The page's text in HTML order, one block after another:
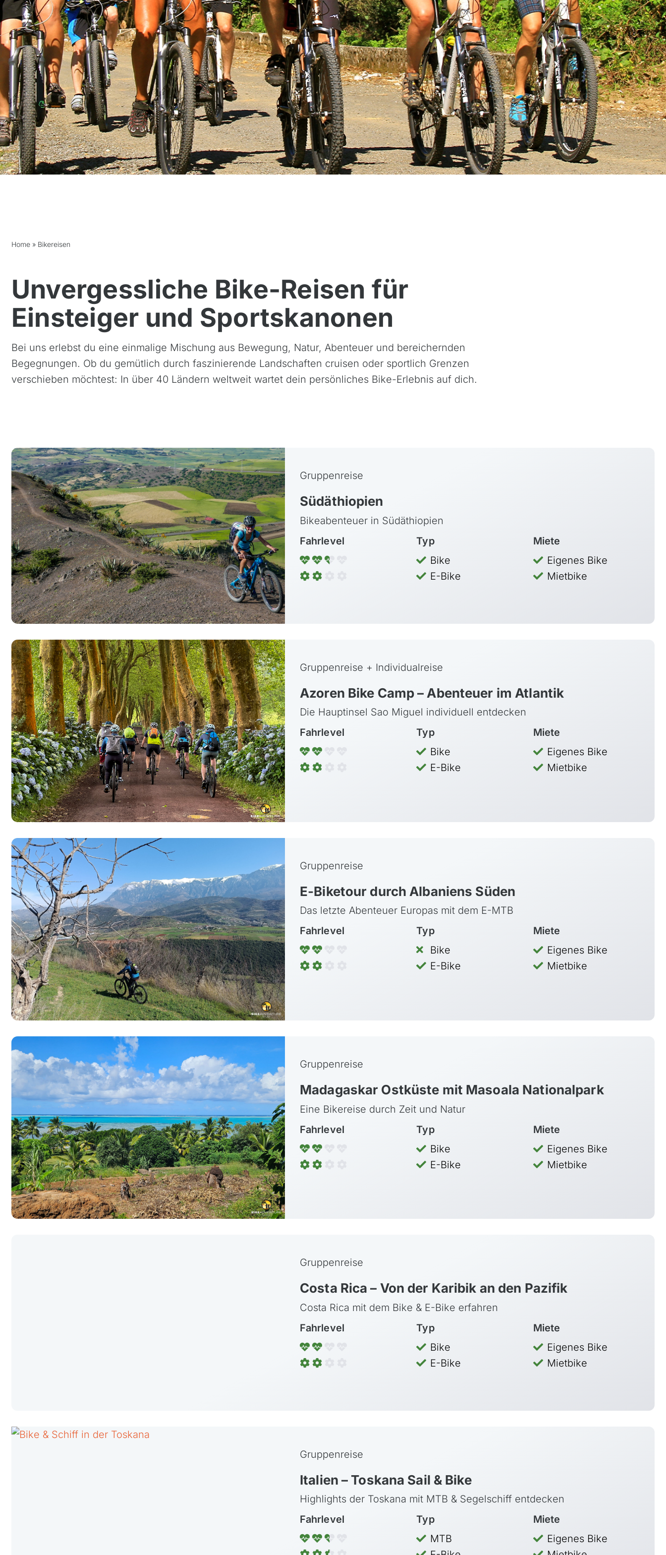
Jobs & Stellenangebote
Kontakt
Home» Bikereisen
Unvergessliche Bike-Reisen für
Einsteiger und Sportskanonen
Bei uns erlebst du eine einmalige Mischung aus Bewegung, Natur, Abenteuer und bereichernden
Begegnungen. Ob du gemütlich durch faszinierende Landschaften cruisen oder sportlich Grenzen
verschieben möchtest: In über 40 Ländern weltweit wartet dein persönliches Bike-Erlebnis auf dich.
Gruppenreise
Südäthiopien
Bikeabenteuer in Südäthiopien
Fahrlevel
Typ
Bike
E-Bike
Miete
Eigenes Bike
Mietbike
Gruppenreise + Individualreise
Azoren Bike Camp – Abenteuer im Atlantik
Die Hauptinsel Sao Miguel individuell entdecken
Fahrlevel
Typ
Bike
E-Bike
Miete
Eigenes Bike
Mietbike
Gruppenreise
E-Biketour durch Albaniens Süden
Das letzte Abenteuer Europas mit dem E-MTB
Fahrlevel
Typ
Bike
E-Bike
Miete
Eigenes Bike
Mietbike
Gruppenreise
Madagaskar Ostküste mit Masoala Nationalpark
Eine Bikereise durch Zeit und Natur
Fahrlevel
Typ
Bike
E-Bike
Miete
Eigenes Bike
Mietbike
Gruppenreise
Costa Rica – Von der Karibik an den Pazifik
Costa Rica mit dem Bike & E-Bike erfahren
Fahrlevel
Typ
Bike
E-Bike
Miete
Eigenes Bike
Mietbike
Gruppenreise
Italien – Toskana Sail & Bike
Highlights der Toskana mit MTB & Segelschiff entdecken
Fahrlevel
Typ
MTB
Miete
Eigenes Bike
Azoren, Portugal
Balkan
Baltikum (Estland, Lettland,
Litauen)
Bikestationen
Finnland
Frankreich
Griechenland
Island
Italien
Kroatien
Madeira, Portugal
Norwegen
Österreich
Polen, Masuren
Portugal
Schweiz & Fahrtechnikkurse
Slowenien
Skandinavien
Spanien
Transalp/Alpenüberquerungen
Türkei
Kapverdische Inseln
Madagaskar
Marokko
Mauritius
Namibia
Tansania, Kilimanjaro
Uganda
Kirgisien
Mongolei
Nepal
Argentinien
Bolivien
Peru
Kanada